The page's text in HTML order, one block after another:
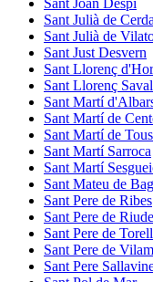
Sant Julià de
Sant Julià de
Sant Just Desvern
Sant Llorenç
Sant Llorenç
Sant Martí
Sant Martí de
Sant Martí de Tous
Sant Martí Sarroca
Sant Martí
Sant Mateu de
Sant Pere de Ribes
Sant Pere de
Sant Pere de
Sant Pere de
Sant Pere